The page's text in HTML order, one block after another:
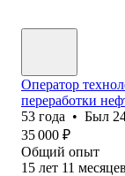
Оператор
переработки
53 года • Был
35 000 ₽
Общий опыт
15 лет 11 месяцев